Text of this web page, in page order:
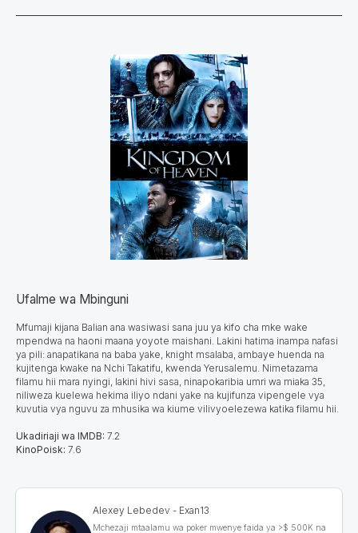
Ufalme wa Mbinguni
Mfumaji kijana Balian ana wasiwasi sana juu ya kifo cha mke wake
mpendwa na haoni maana yoyote maishani. Lakini hatima inampa nafasi
ya pili: anapatikana na baba yake, knight msalaba, ambaye huenda na
kujitenga kwake na Nchi Takatifu, kwenda Yerusalemu. Nimetazama
filamu hii mara nyingi, lakini hivi sasa, ninapokaribia umri wa miaka 35,
niliweza kuelewa hekima iliyo ndani yake na kujifunza vipengele vya
kuvutia vya nguvu za mhusika wa kiume vilivyoelezewa katika filamu hii.
Ukadiriaji wa IMDB: 7.2
KinoPoisk: 7.6
Alexey Lebedev - Exan13
Mchezaji mtaalamu wa poker mwenye faida ya >$ 500K na